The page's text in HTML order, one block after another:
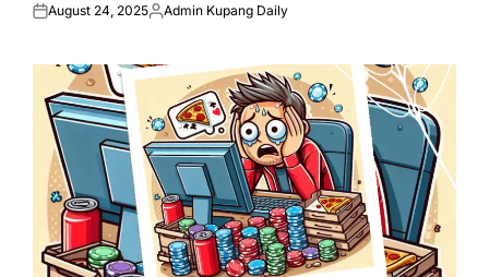
Posted
August 24, 2025Posted
Admin Kupang Daily